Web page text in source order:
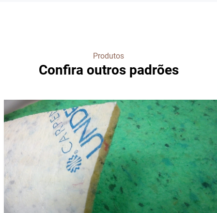
Produtos
Confira outros padrões